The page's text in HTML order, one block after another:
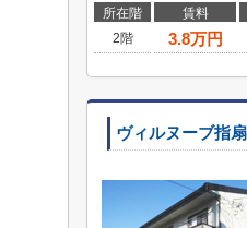
所在階 賃料
2階
3.8万円
ヴィルヌーブ指扇